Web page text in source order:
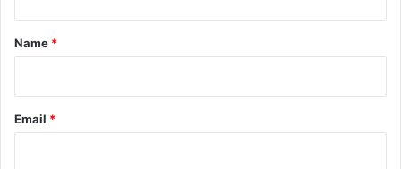
*
Name *
Email *